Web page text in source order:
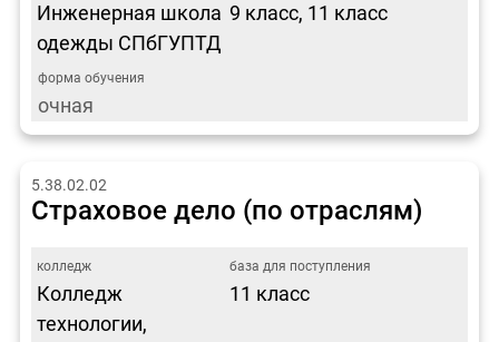
Инженерная школа
одежды СПбГУПТД
9 класс, 11 класс
очная
5.38.02.02
Страховое дело (по отраслям)
Колледж
технологии,
11 класс